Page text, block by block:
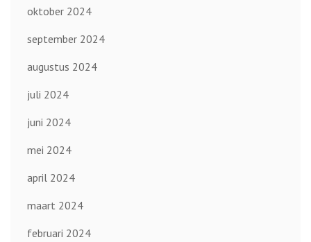
oktober 2024
september 2024
augustus 2024
juli 2024
juni 2024
mei 2024
april 2024
maart 2024
februari 2024